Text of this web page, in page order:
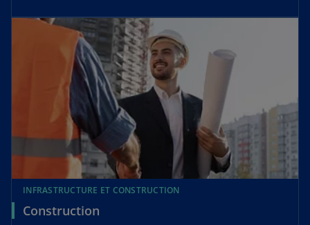
INFRASTRUCTURE ET CONSTRUCTION
Construction